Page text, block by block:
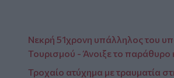
Νεκρή 51χρονη υπάλληλος του
Τουρισμού - Άνοιξε το παράθυρο
Τροχαίο ατύχημα με τραυματία